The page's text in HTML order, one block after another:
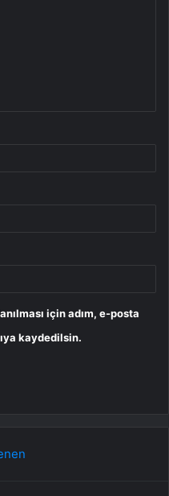
için adım, e-posta
kaydedilsin.